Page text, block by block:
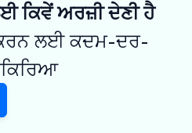
ਕਿਵੇਂ ਅਰਜ਼ੀ ਦੇਣੀ ਹੈ
ਲਈ ਕਦਮ-ਦਰ-